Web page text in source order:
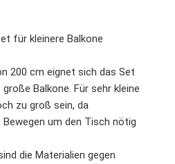
für kleinere Balkone
200 cm eignet sich das Set
Balkone. Für sehr kleine
zu groß sein, da
um den Tisch nötig
die Materialien gegen